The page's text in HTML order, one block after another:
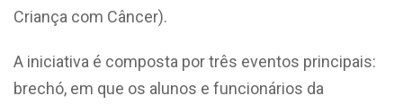
Criança com Câncer).
A iniciativa é composta por três eventos principais:
brechó, em que os alunos e funcionários da